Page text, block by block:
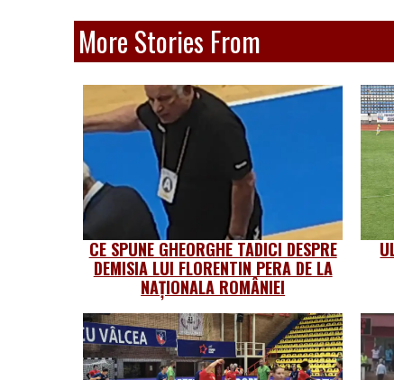
More Stories From
CE SPUNE GHEORGHE TADICI DESPRE
DEMISIA LUI FLORENTIN PERA DE LA
NAȚIONALA ROMÂNIEI